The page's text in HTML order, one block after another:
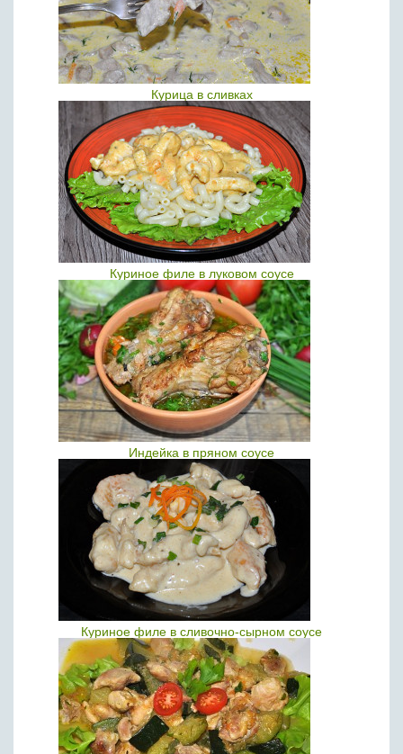
Курица в сливках
Куриное филе в луковом соусе
Индейка в пряном соусе
Куриное филе в сливочно-сырном соусе